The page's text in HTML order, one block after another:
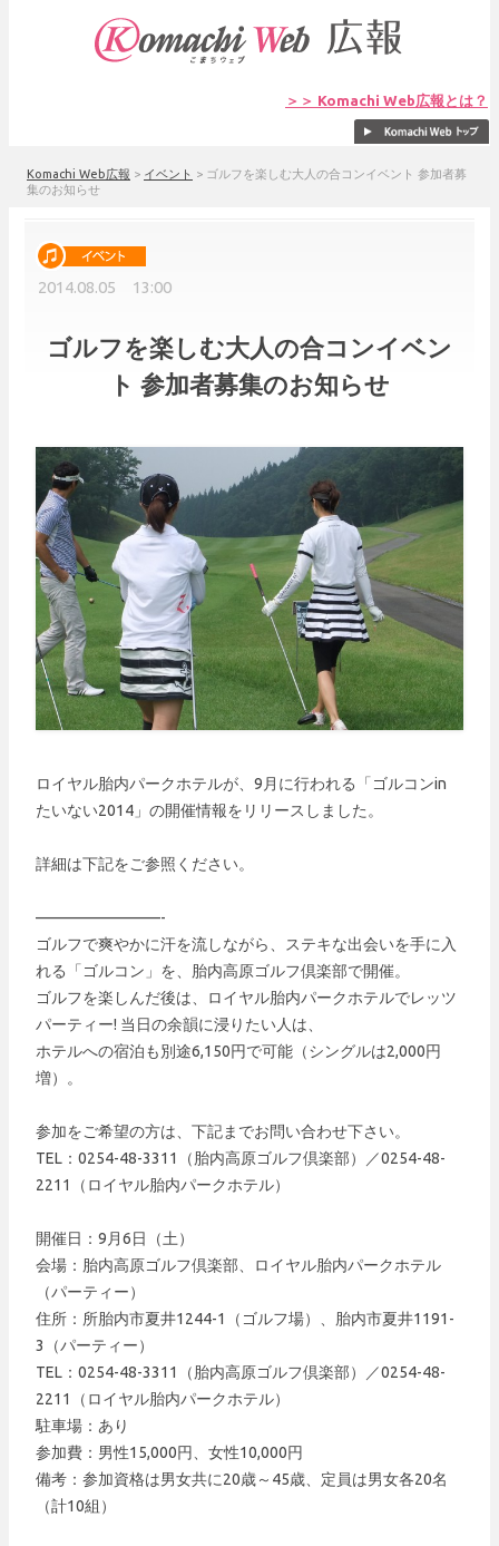
＞＞ Komachi Web広報とは？
Komachi Web広報 > イベント > ゴルフを楽しむ大人の合コンイベント 参加者募
集のお知らせ
2014.08.05 13:00
ゴルフを楽しむ大人の合コンイベン
ト 参加者募集のお知らせ
ロイヤル胎内パークホテルが、9月に行われる「ゴルコンin
たいない2014」の開催情報をリリースしました。
詳細は下記をご参照ください。
————————-
ゴルフで爽やかに汗を流しながら、ステキな出会いを手に入
れる「ゴルコン」を、胎内高原ゴルフ倶楽部で開催。
ゴルフを楽しんだ後は、ロイヤル胎内パークホテルでレッツ
パーティー! 当日の余韻に浸りたい人は、
ホテルへの宿泊も別途6,150円で可能（シングルは2,000円
増）。
参加をご希望の方は、下記までお問い合わせ下さい。
TEL：0254-48-3311（胎内高原ゴルフ倶楽部）／0254-48-
2211（ロイヤル胎内パークホテル）
開催日：9月6日（土）
会場：胎内高原ゴルフ倶楽部、ロイヤル胎内パークホテル
（パーティー）
住所：所胎内市夏井1244-1（ゴルフ場）、胎内市夏井1191-
3（パーティー）
TEL：0254-48-3311（胎内高原ゴルフ倶楽部）／0254-48-
2211（ロイヤル胎内パークホテル）
駐車場：あり
参加費：男性15,000円、女性10,000円
備考：参加資格は男女共に20歳～45歳、定員は男女各20名
（計10組）